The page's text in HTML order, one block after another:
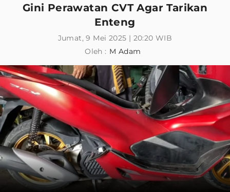
Gini Perawatan CVT Agar Tarikan
Enteng
Jumat, 9 Mei 2025 | 20:20 WIB
Oleh : M Adam